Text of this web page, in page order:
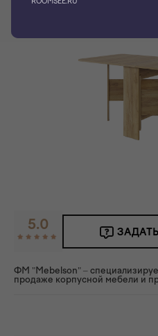
5.0
ФМ "Mebelson" –
продаже корпусной мебели и